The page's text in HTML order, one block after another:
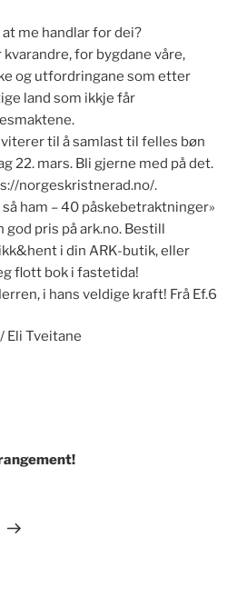
me handlar for dei?
for bygdane våre,
og utfordringane som etter
land som ikkje får
til å samlast til felles bøn
22. mars. Bli gjerne med på det.
norgeskristnerad.no/.
ham – 40 påskebetraktninger»
pris på ark.no. Bestill
i din ARK-butik, eller
flott bok i fastetida!
i hans veldige kraft! Frå Ef.6
Eli Tveitane